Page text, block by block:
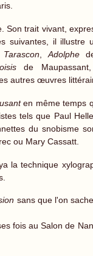
Son trait vivant,
suivantes, il
Adolphede
de
autres œuvres
en même temps
tels que Paul
du snobisme
ou Mary Cassatt.
la technique
sans que l'on
fois au Salon de